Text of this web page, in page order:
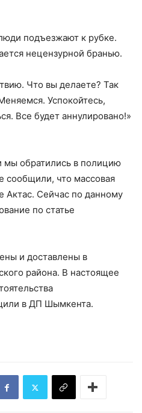
подъезжают к рубке.
нецензурной бранью.
Что вы делаете? Так
Успокойтесь,
Все будет аннулировано!»
мы обратились в полицию
что массовая
Актас. Сейчас по данному
по статье
и доставлены в
района. В настоящее
в ДП Шымкента.